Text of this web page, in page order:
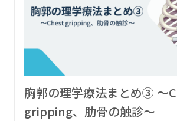
胸郭の理学療法まとめ③ 〜
gripping、肋骨の触診〜